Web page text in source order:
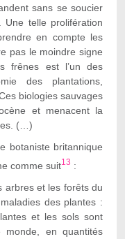
sans se soucier
Une telle prolifération
en compte les
pas le moindre signe
frênes est l’un des
des plantations,
biologies sauvages
et menacent la
(…)
botaniste britannique
comme suit13 :
arbres et les forêts du
des plantes :
et les sols sont
monde, en quantités